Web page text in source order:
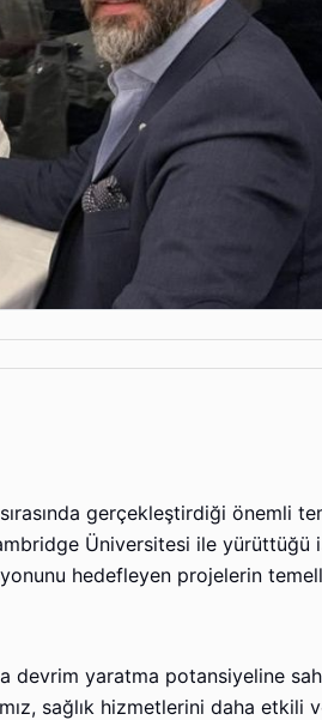
gerçekleştirdiği önemli
Üniversitesi ile yürüttüğü
hedefleyen projelerin
devrim yaratma potansiyeline
sağlık hizmetlerini daha etkili